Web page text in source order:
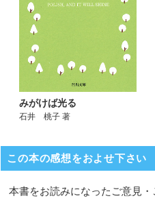
みがけば光る
石井 桃子 著
この本の感想をおよせ下さい
本書をお読みになったご意見